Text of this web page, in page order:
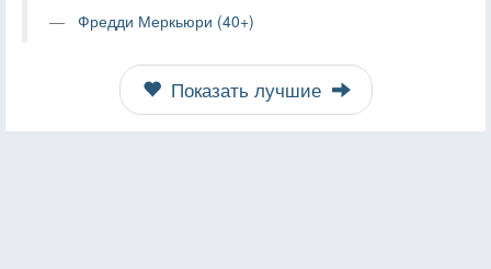
Фредди Меркьюри (40+)
Показать лучшие